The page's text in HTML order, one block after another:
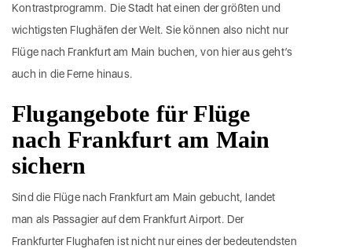
Kontrastprogramm. Die Stadt hat einen der größten und
wichtigsten Flughäfen der Welt. Sie können also nicht nur
Flüge nach Frankfurt am Main buchen, von hier aus geht’s
auch in die Ferne hinaus.
Flugangebote für Flüge
nach Frankfurt am Main
sichern
Sind die Flüge nach Frankfurt am Main gebucht, landet
man als Passagier auf dem Frankfurt Airport. Der
Frankfurter Flughafen ist nicht nur eines der bedeutendsten